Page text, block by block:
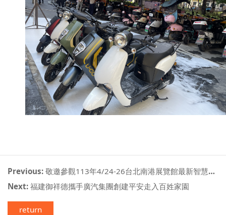
Previous:敬邀參觀113年4/24-26台北南港展覽館最新智慧科技與應用方案
Next:福建御祥德攜手廣汽集團創建平安走入百姓家園
return